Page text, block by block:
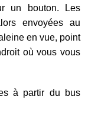
un bouton. Les
envoyées au
en vue, point
où vous vous
à partir du bus